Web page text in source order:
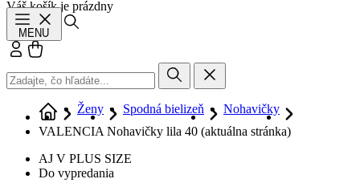
Váš košík je prázdny
MENU
Prihlásiť sa
Ženy Spodná bielizeň
Nohavičky
VALENCIA Nohavičky lila 40 (aktuálna stránka)
AJ V PLUS SIZE
Do vypredania